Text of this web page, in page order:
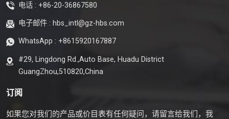
电话 : +86-20-36867580
电子邮件 : hbs_intl@gz-hbs.com
WhatsApp : +8615920167887
#29, Lingdong Rd.,Auto Base, Huadu District
GuangZhou,510820,China
订阅
如果您对我们的产品或价目表有任何疑问，请留言给我们，我